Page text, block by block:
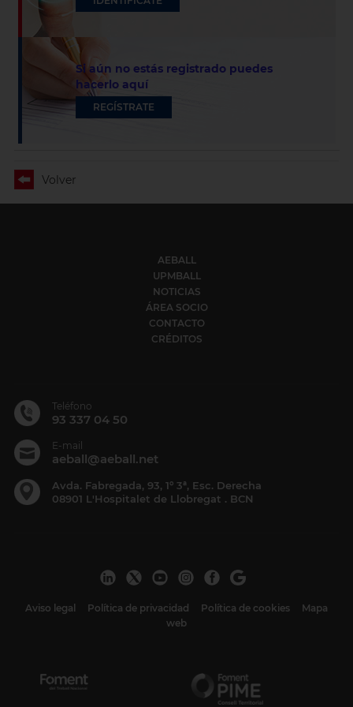
Si aún no estás registrado puedes
hacerlo aquí
REGÍSTRATE
Volver
AEBALL
UPMBALL
NOTICIAS
ÁREA SOCIO
CONTACTO
CRÉDITOS
Teléfono
93 337 04 50
E-mail
aeball@aeball.net
Avda. Fabregada, 93, 1º 3ª, Esc. Derecha
08901 L'Hospitalet de Llobregat . BCN
Aviso legal Política de privacidad Política de cookies
Mapa
web